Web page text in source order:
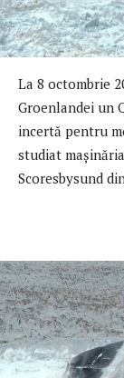
La 8 octombrie
Groenlandei un
incertă pentru
studiat
Scoresbysund